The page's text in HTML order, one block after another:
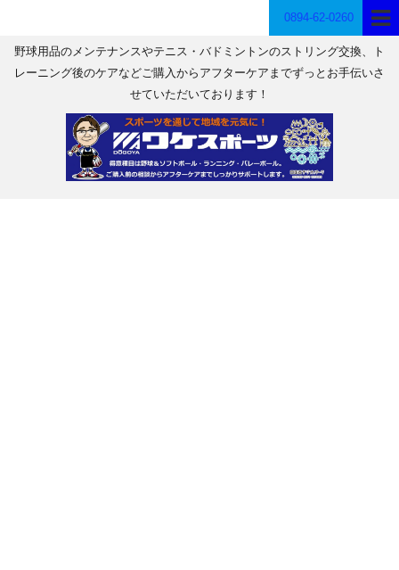
0894-62-0260
野球用品のメンテナンスやテニス・バドミントンのストリング交換、ト
レーニング後のケアなどご購入からアフターケアまでずっとお手伝いさ
せていただいております！